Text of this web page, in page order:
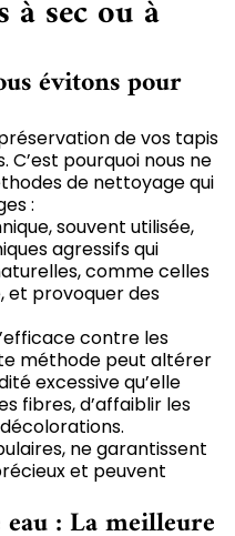
à sec ou à
évitons pour
de vos tapis
pourquoi nous ne
de nettoyage qui
:
souvent utilisée,
agressifs qui
comme celles
et provoquer des
contre les
méthode peut altérer
excessive qu’elle
fibres, d’affaiblir les
ne garantissent
et peuvent
: La meilleure